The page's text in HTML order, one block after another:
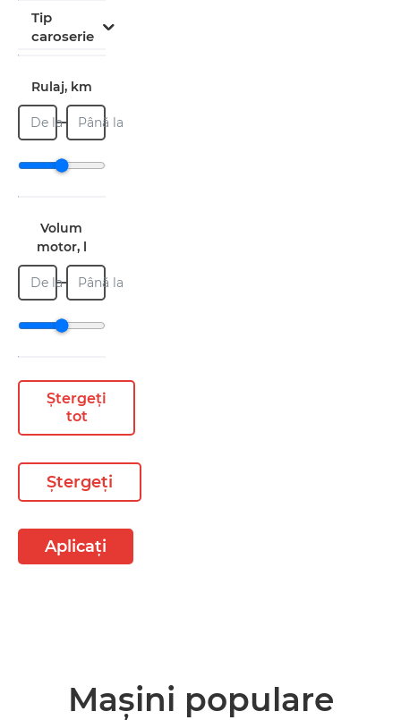
Tip
caroserie
Rulaj, km
De la Până la
Volum
motor, l
De la Până la
Ștergeți
tot
Ștergeți
Aplicați
Mașini populare